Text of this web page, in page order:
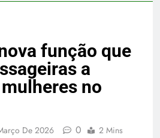
função que
a
no
De 2026 0 2 Mins